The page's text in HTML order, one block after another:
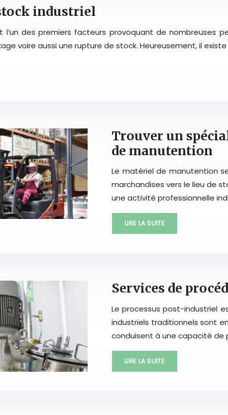
industriel
des premiers facteurs provoquant de nombreuses
voire aussi une rupture de stock. Heureusement, il existe
Trouver un
de manutention
Le matériel de manutention
marchandises vers le lieu de
une activité professionnelle
LIRE LA SUITE
Services de
Le processus post-industriel
industriels traditionnels sont
conduisent à une capacité de
LIRE LA SUITE